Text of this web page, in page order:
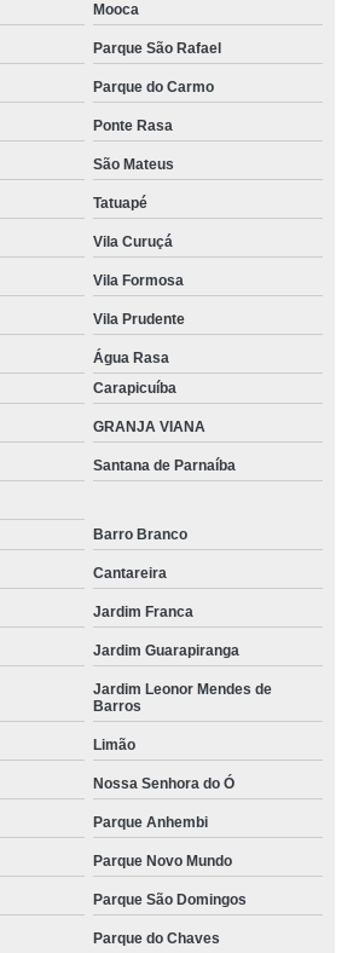
Mooca
Parque São Rafael
Parque do Carmo
Ponte Rasa
São Mateus
Tatuapé
Vila Curuçá
Vila Formosa
Vila Prudente
Água Rasa
Carapicuíba
GRANJA VIANA
Santana de Parnaíba
Barro Branco
Cantareira
Jardim Franca
Jardim Guarapiranga
Jardim Leonor Mendes de
Barros
Limão
Nossa Senhora do Ó
Parque Anhembi
Parque Novo Mundo
Parque São Domingos
Parque do Chaves